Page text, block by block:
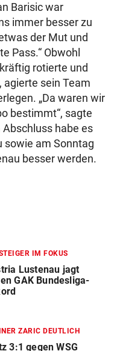
Barisic war
immer besser zu
der Mut und
Pass.“ Obwohl
rotierte und
agierte sein Team
„Da waren wir
bestimmt“, sagte
habe es
sowie am Sonntag
besser werden.
IM FOKUS
Lustenau jagt
GAK Bundesliga-
ZARIC DEUTLICH
3:1 gegen WSG